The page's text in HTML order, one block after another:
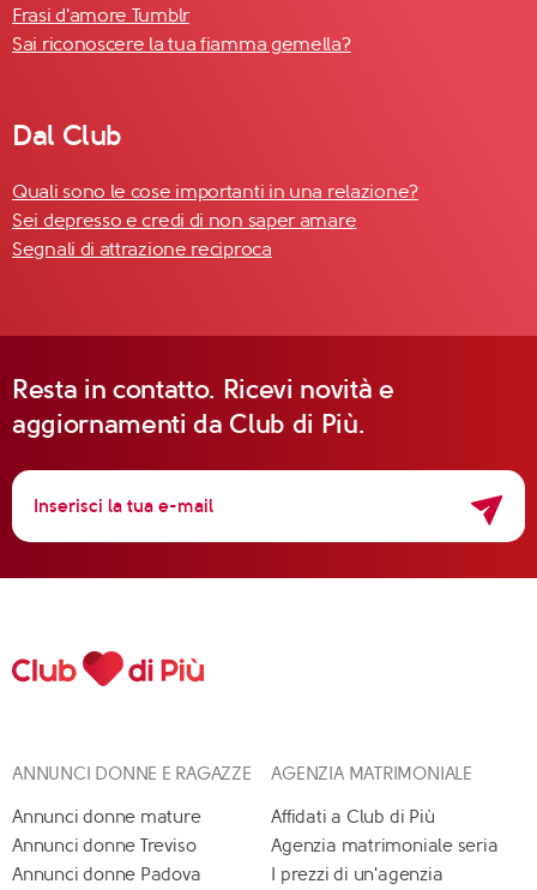
Frasi d'amore Tumblr
Sai riconoscere la tua fiamma gemella?
Dal Club
Quali sono le cose importanti in una relazione?
Sei depresso e credi di non saper amare
Segnali di attrazione reciproca
Resta in contatto. Ricevi novità e
aggiornamenti da Club di Più.
ANNUNCI DONNE E RAGAZZE
Annunci donne mature
Annunci donne Treviso
Annunci donne Padova
AGENZIA MATRIMONIALE
Affidati a Club di Più
Agenzia matrimoniale seria
I prezzi di un'agenzia